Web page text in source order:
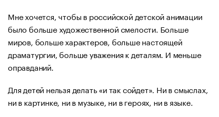
Мне хочется, чтобы в российской детской анимации
было больше художественной смелости. Больше
миров, больше характеров, больше настоящей
драматургии, больше уважения к деталям. И меньше
оправданий.
Для детей нельзя делать «и так сойдет». Ни в смыслах,
ни в картинке, ни в музыке, ни в героях, ни в языке.